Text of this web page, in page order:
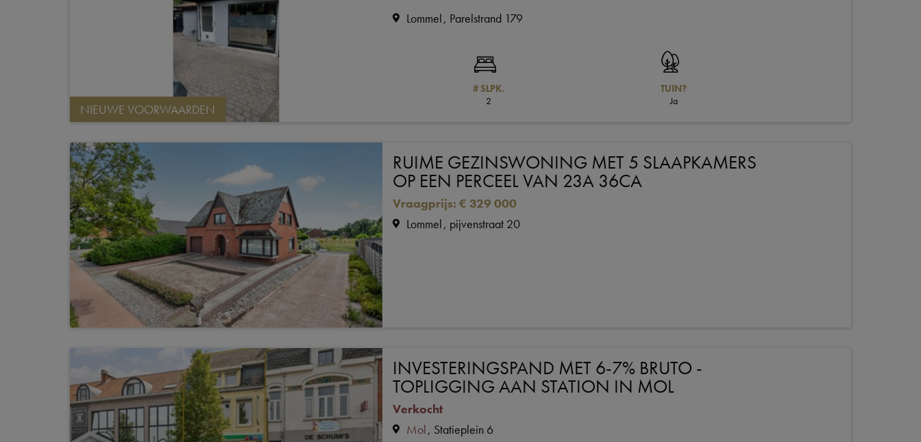
NIEUWE VOORWAARDEN
Lommel Parelstrand 179
# SLPK.
2
TUIN?
Ja
RUIME GEZINSWONING MET 5 SLAAPKAMERS
OP EEN PERCEEL VAN 23A 36CA
Vraagprijs: € 329 000
Lommel pijvenstraat 20
INVESTERINGSPAND MET 6-7% BRUTO -
TOPLIGGING AAN STATION IN MOL
Verkocht
Mol Statieplein 6